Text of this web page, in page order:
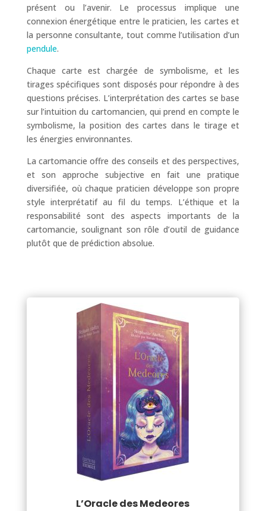
présent ou l’avenir. Le processus implique une
connexion énergétique entre le praticien, les cartes et
la personne consultante, tout comme l’utilisation d’un
pendule.
Chaque carte est chargée de symbolisme, et les
tirages spécifiques sont disposés pour répondre à des
questions précises. L’interprétation des cartes se base
sur l’intuition du cartomancien, qui prend en compte le
symbolisme, la position des cartes dans le tirage et
les énergies environnantes.
La cartomancie offre des conseils et des perspectives,
et son approche subjective en fait une pratique
diversifiée, où chaque praticien développe son propre
style interprétatif au fil du temps. L’éthique et la
responsabilité sont des aspects importants de la
cartomancie, soulignant son rôle d’outil de guidance
plutôt que de prédiction absolue.
L’Oracle des Medeores